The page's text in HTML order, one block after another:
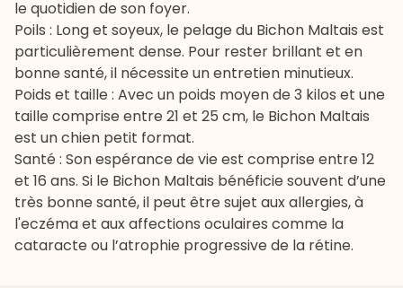
le quotidien de son foyer.
Poils : Long et soyeux, le pelage du Bichon Maltais est
particulièrement dense. Pour rester brillant et en
bonne santé, il nécessite un entretien minutieux.
Poids et taille : Avec un poids moyen de 3 kilos et une
taille comprise entre 21 et 25 cm, le Bichon Maltais
est un chien petit format.
Santé : Son espérance de vie est comprise entre 12
et 16 ans. Si le Bichon Maltais bénéficie souvent d’une
très bonne santé, il peut être sujet aux allergies, à
l'eczéma et aux affections oculaires comme la
cataracte ou l’atrophie progressive de la rétine.